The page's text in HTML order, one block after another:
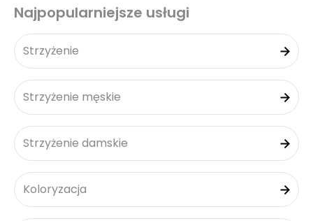
Najpopularniejsze usługi
Strzyżenie
Strzyżenie męskie
Strzyżenie damskie
Koloryzacja